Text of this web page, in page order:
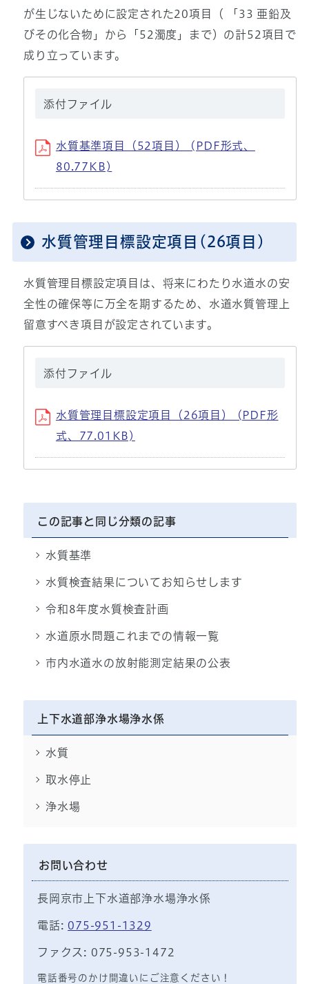
が生じないために設定された20項目（ 「33 亜鉛及
びその化合物」から「52濁度」まで）の計52項目で
成り立っています。
添付ファイル
水質基準項目（52項目） (PDF形式、
80.77KB)
水質管理目標設定項目(26項目)
水質管理目標設定項目は、将来にわたり水道水の安
全性の確保等に万全を期するため、水道水質管理上
留意すべき項目が設定されています。
添付ファイル
水質管理目標設定項目（26項目） (PDF形
式、77.01KB)
この記事と同じ分類の記事
水質基準
水質検査結果についてお知らせします
令和8年度水質検査計画
水道原水問題これまでの情報一覧
市内水道水の放射能測定結果の公表
上下水道部浄水場浄水係
水質
取水停止
浄水場
お問い合わせ
長岡京市上下水道部浄水場浄水係
電話: 075-951-1329
ファクス: 075-953-1472
電話番号のかけ間違いにご注意ください！